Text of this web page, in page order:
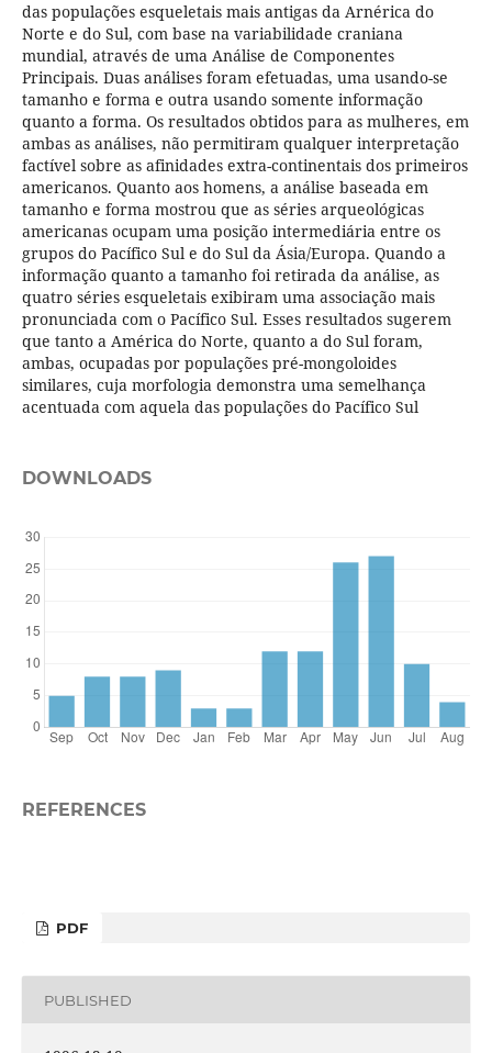
das populações esqueletais mais antigas da Arnérica do
Norte e do Sul, com base na variabilidade craniana
mundial, através de uma Análise de Componentes
Principais. Duas análises foram efetuadas, uma usando-se
tamanho e forma e outra usando somente informação
quanto a forma. Os resultados obtidos para as mulheres, em
ambas as análises, não permitiram qualquer interpretação
factível sobre as afinidades extra-continentais dos primeiros
americanos. Quanto aos homens, a análise baseada em
tamanho e forma mostrou que as séries arqueológicas
americanas ocupam uma posição intermediária entre os
grupos do Pacífico Sul e do Sul da Ásia/Europa. Quando a
informação quanto a tamanho foi retirada da análise, as
quatro séries esqueletais exibiram uma associação mais
pronunciada com o Pacífico Sul. Esses resultados sugerem
que tanto a América do Norte, quanto a do Sul foram,
ambas, ocupadas por populações pré-mongoloides
similares, cuja morfologia demonstra uma semelhança
acentuada com aquela das populações do Pacífico Sul
DOWNLOADS
REFERENCES
PDF
PUBLISHED